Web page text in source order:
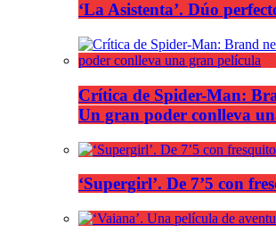
‘La Asistenta’. Dúo
Crítica de Spider-Man:
Un gran poder conlleva
‘Supergirl’. De 7’5 con